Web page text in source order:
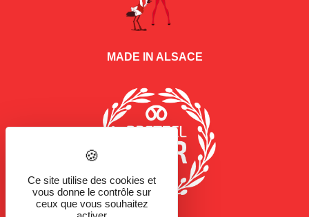
MADE IN ALSACE
Ce site utilise des cookies et
vous donne le contrôle sur
ceux que vous souhaitez